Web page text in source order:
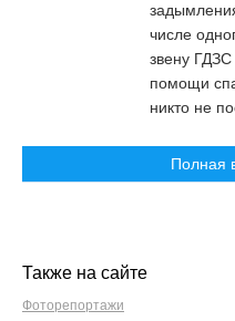
числе
звену
помощи
никто не
Полная
Также на сайте
Фоторепортажи